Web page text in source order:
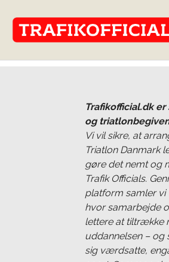
Trafikofficial.dk
og
Vi vil sikre, at
Triatlon Danmark
gøre det nemt og
Trafik Officials.
platform samler vi
hvor samarbejde
lettere at tiltrække
uddannelsen – og
sig værdsatte,